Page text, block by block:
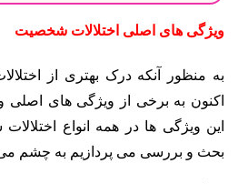
ویژگی های اصلی اختلالات شخصیت
به منظور آنکه درک بهتری از
اکنون به برخی از ویژگی های اصلی
این ویژگی ها در همه انواع
بحث و بررسی می پردازیم به چشم